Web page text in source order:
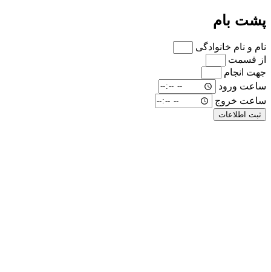
پشت بام
نام و نام خانوادگی
از قسمت
جهت انجام
ساعت ورود
ساعت خروج
ثبت اطلاعات